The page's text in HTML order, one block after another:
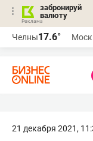
забронируй
валюту
Челны17.6°
21 декабря 2021,